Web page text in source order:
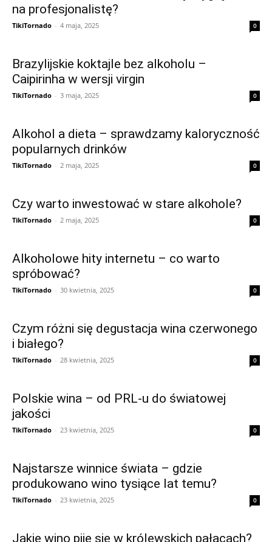
na profesjonalistę?
TikiTornado - 4 maja, 2025 0
Brazylijskie koktajle bez alkoholu –
Caipirinha w wersji virgin
TikiTornado - 3 maja, 2025 0
Alkohol a dieta – sprawdzamy kaloryczność
popularnych drinków
TikiTornado - 2 maja, 2025 0
Czy warto inwestować w stare alkohole?
TikiTornado - 2 maja, 2025 0
Alkoholowe hity internetu – co warto
spróbować?
TikiTornado - 30 kwietnia, 2025 0
Czym różni się degustacja wina czerwonego
i białego?
TikiTornado - 28 kwietnia, 2025 0
Polskie wina – od PRL-u do światowej
jakości
TikiTornado - 23 kwietnia, 2025 0
Najstarsze winnice świata – gdzie
produkowano wino tysiące lat temu?
TikiTornado - 23 kwietnia, 2025 0
Jakie wino pije się w królewskich pałacach?